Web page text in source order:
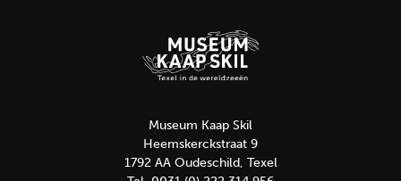
Museum Kaap Skil
Heemskerckstraat 9
1792 AA Oudeschild, Texel